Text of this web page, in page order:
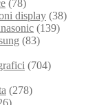
(78)
display (38)
(139)
(83)
(704)
(278)